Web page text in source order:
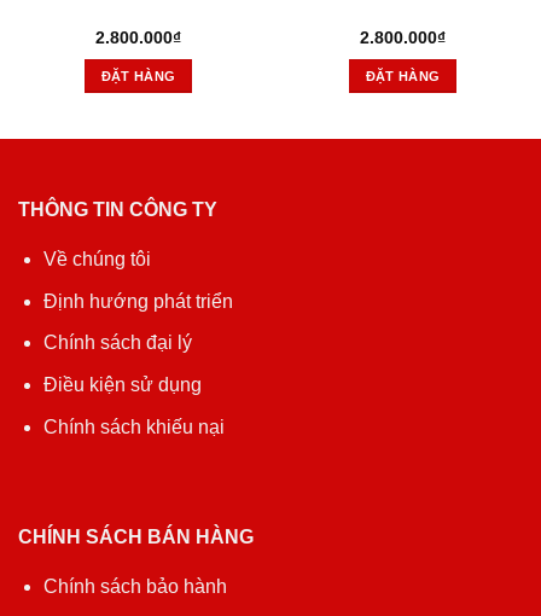
2.800.000₫
ĐẶT HÀNG
2.800.000₫
ĐẶT HÀNG
THÔNG TIN CÔNG TY
Về chúng tôi
Định hướng phát triển
Chính sách đại lý
Điều kiện sử dụng
Chính sách khiếu nại
CHÍNH SÁCH BÁN HÀNG
Chính sách bảo hành